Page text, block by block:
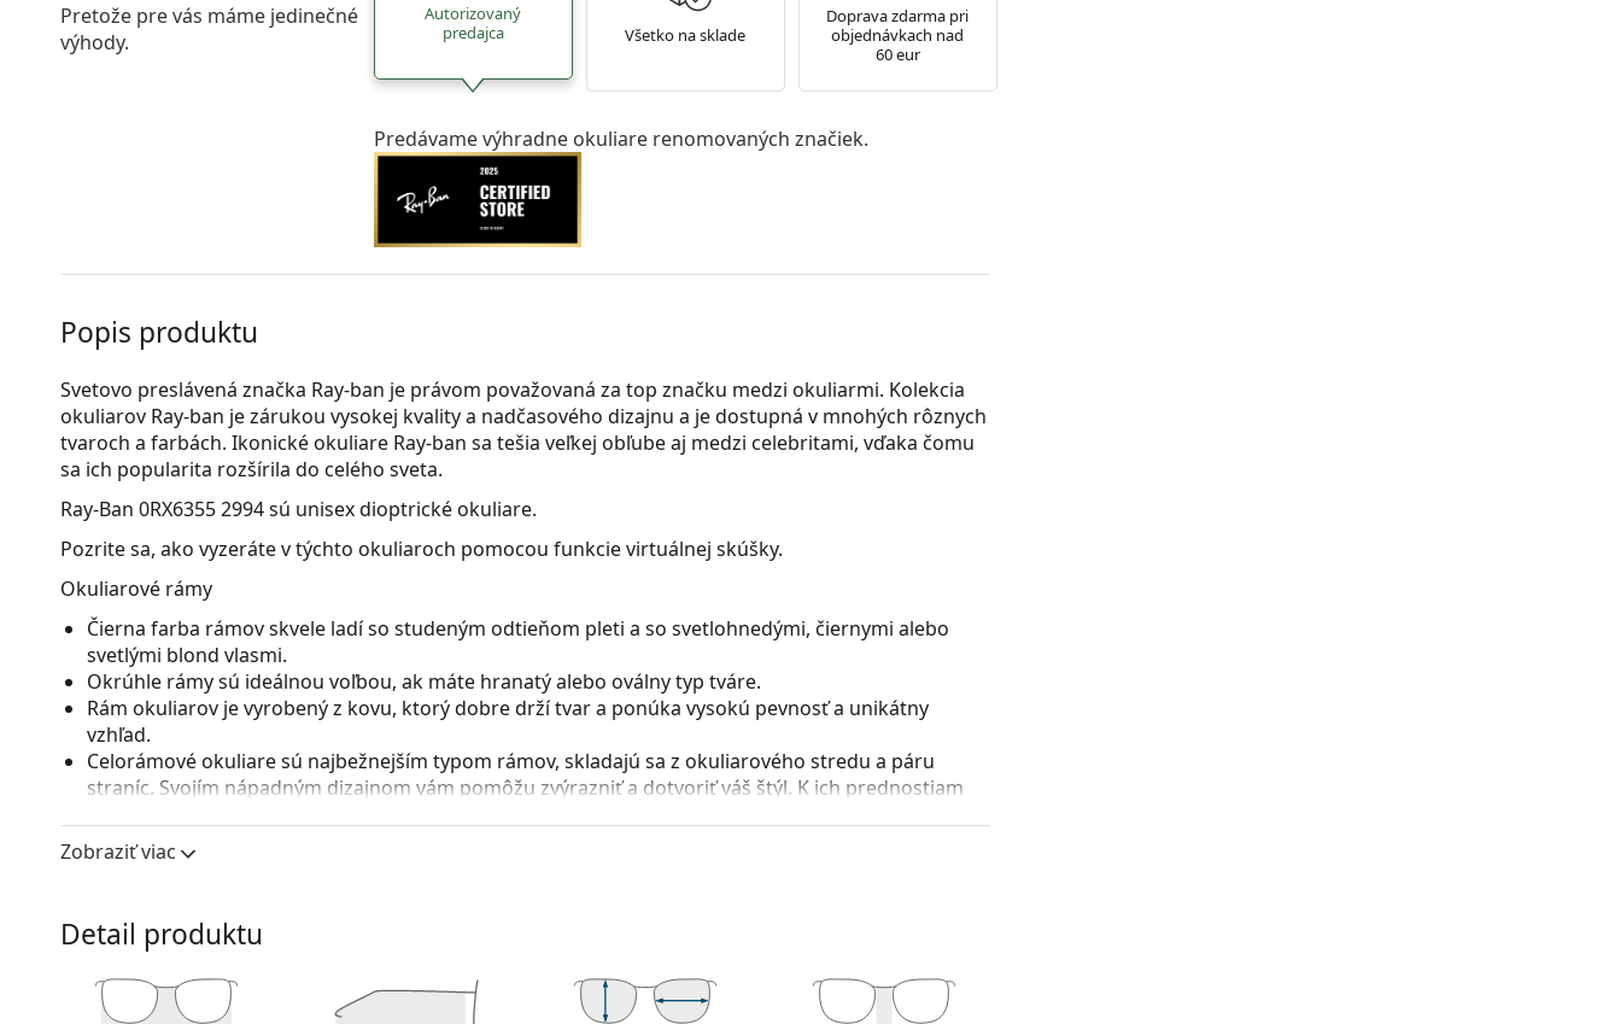
Pretože pre vás máme jedinečné
výhody.
Autorizovaný
predajca
Všetko na sklade
Doprava zdarma pri
objednávkach nad
60 eur
Predávame výhradne okuliare renomovaných značiek.
Popis produktu
Svetovo preslávená značka Ray-ban je právom považovaná za top značku medzi okuliarmi. Kolekcia
okuliarov Ray-ban je zárukou vysokej kvality a nadčasového dizajnu a je dostupná v mnohých rôznych
tvaroch a farbách. Ikonické okuliare Ray-ban sa tešia veľkej obľube aj medzi celebritami, vďaka čomu
sa ich popularita rozšírila do celého sveta.
Ray-Ban 0RX6355 2994sú unisex dioptrické okuliare.
Pozrite sa, ako vyzeráte v týchto okuliaroch pomocou funkcie virtuálnej skúšky.
Okuliarové rámy
Čierna farba rámov skvele ladí so studeným odtieňom pleti a so svetlohnedými, čiernymi alebo
svetlými blond vlasmi.
Okrúhle rámy sú ideálnou voľbou, ak máte hranatý alebo oválny typ tváre.
Rám okuliarov je vyrobený z kovu, ktorý dobre drží tvar a ponúka vysokú pevnosť a unikátny
vzhľad.
Celorámové okuliare sú najbežnejším typom rámov, skladajú sa z okuliarového stredu a páru
straníc. Svojím nápadným dizajnom vám pomôžu zvýrazniť a dotvoriť váš štýl. K ich prednostiam
pred poškodením. Tento druh rámu je vhodný pre všetky typy okuliarových šošoviek, vrátane tých
s vyššou optickou mohutnosťou.
prispôsobia tvaru nosa a zaistia tak väčší komfort pri nosení. Nastavenie sedielok by mal vždy
vykonávať skúsený optik, aby neodbornou manipuláciou nedošlo k ich poškodeniu alebo
zlomeniu.
Príslušenstvo
Zobraziť viac
Detail produktu